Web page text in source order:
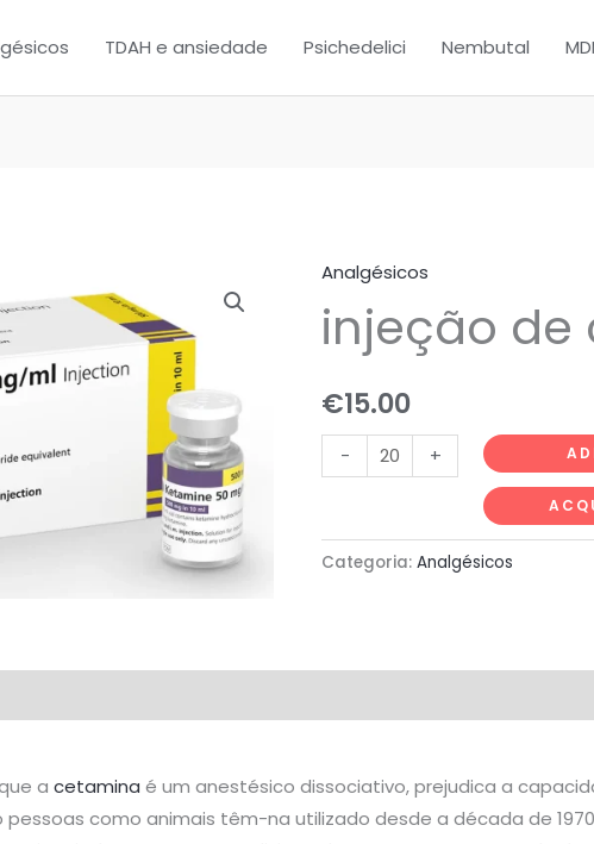
TDAH e ansiedade Psichedelici Nembutal
Analgésicos
injeção de
€15.00
-
Quantidade
de
injeção
cetamina
+
Categoria: Analgésicos
acetamina é um anestésico dissociativo, prejudica a
pessoas como animais têm-na utilizado desde a década de
cetamina